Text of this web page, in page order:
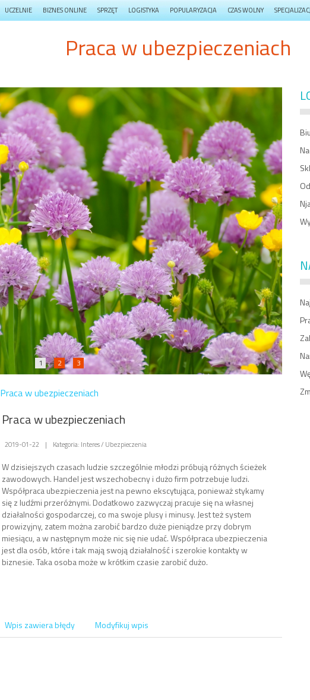
UCZELNIE BIZNES ONLINE SPRZĘT LOGISTYKA POPULARYZACJA CZAS WOLNY
Praca w ubezpieczeniach
1 2 3
Praca w ubezpieczeniach
Praca w ubezpieczeniach
2019-01-22 | Kategoria: Interes / Ubezpieczenia
W dzisiejszych czasach ludzie szczególnie młodzi próbują różnych ścieżek
zawodowych. Handel jest wszechobecny i dużo firm potrzebuje ludzi.
Współpraca ubezpieczenia jest na pewno ekscytująca, ponieważ stykamy
się z ludźmi przeróżnymi. Dodatkowo zazwyczaj pracuje się na własnej
działalności gospodarczej, co ma swoje plusy i minusy. Jest też system
prowizyjny, zatem można zarobić bardzo duże pieniądze przy dobrym
miesiącu, a w następnym może nic się nie udać. Współpraca ubezpieczenia
jest dla osób, które i tak mają swoją działalność i szerokie kontakty w
biznesie. Taka osoba może w krótkim czasie zarobić dużo.
Wpis zawiera błędy Modyfikuj wpis